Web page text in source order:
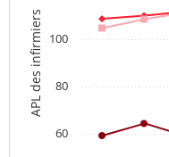
APL des infirmiers
60
80
100